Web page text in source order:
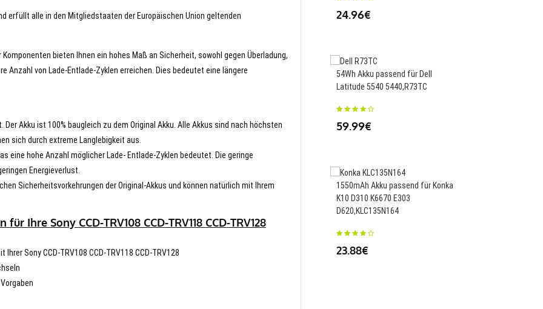
erfüllt alle in den Mitgliedstaaten der Europäischen Union geltenden
bieten Ihnen ein hohes Maß an Sicherheit, sowohl gegen Überladung,
Anzahl von Lade-Entlade-Zyklen erreichen. Dies bedeutet eine längere
Akku ist 100% baugleich zu dem Original Akku. Alle Akkus sind nach höchsten
sich durch extreme Langlebigkeit aus.
eine hohe Anzahl möglicher Lade- Entlade-Zyklen bedeutet. Die geringe
Energieverlust.
Sicherheitsvorkehrungen der Original-Akkus und können natürlich mit Ihrem
Ihre Sony CCD-TRV108 CCD-TRV118 CCD-TRV128
Sony CCD-TRV108 CCD-TRV118 CCD-TRV128
24.96€
54Wh Akku passend für Dell
Latitude 5540 5440,R73TC
59.99€
1550mAh Akku passend für Konka
K10 D310 K6670 E303
D620,KLC135N164
23.88€